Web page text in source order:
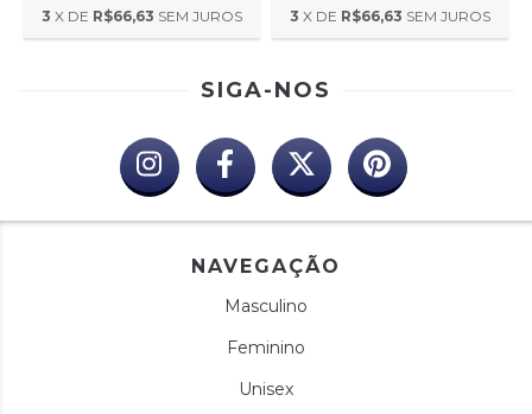
3 X DE R$66,63 SEM JUROS 3 X DE R$66,63 SEM JUROS
SIGA-NOS
NAVEGAÇÃO
Masculino
Feminino
Unisex